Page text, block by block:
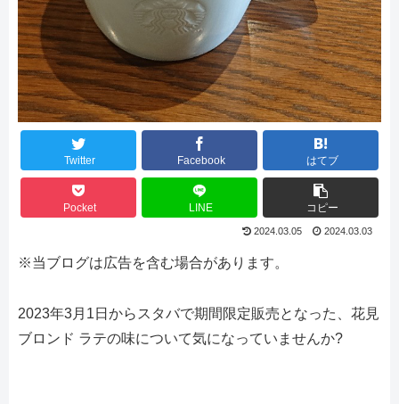
Twitter Facebook はてブ
Pocket LINE コピー
2024.03.05 2024.03.03
※当ブログは広告を含む場合があります。
2023年3月1日からスタバで期間限定販売となった、花見
ブロンド ラテの味について気になっていませんか?